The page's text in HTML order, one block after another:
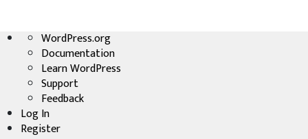
About
WordPress
WordPress.org
Documentation
Learn WordPress
Support
Feedback
Log In
Register
अपडेट
हेडलाईन